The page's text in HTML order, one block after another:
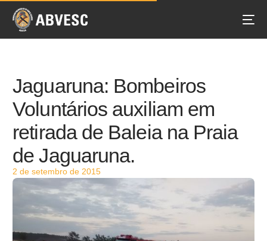
Jaguaruna: Bombeiros
Voluntários auxiliam em
retirada de Baleia na Praia
de Jaguaruna.
2 de setembro de 2015